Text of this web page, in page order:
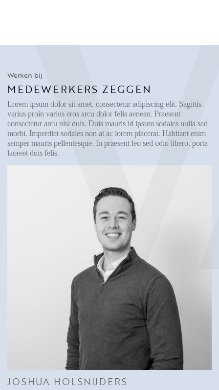
Werken bij
MEDEWERKERS ZEGGEN
Lorem ipsum dolor sit amet, consectetur adipiscing elit. Sagittis
varius proin varius eros arcu dolor felis aenean. Praesent
consectetur arcu nisl duis. Duis mauris id ipsum sodales nulla sed
morbi. Imperdiet sodales non at ac lorem placerat. Habitant enim
semper mauris pellentesque. In praesent leo sed odio libero, porta
laoreet duis felis.
JOSHUA HOLSNIJDERS